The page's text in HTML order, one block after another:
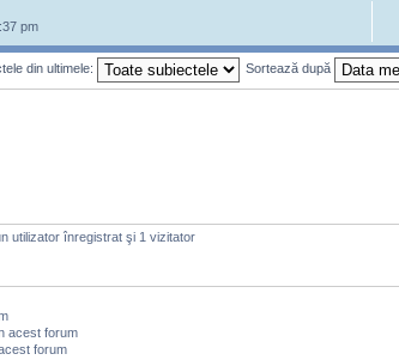
pm
din ultimele: Sortează după
utilizator înregistrat şi 1 vizitator
acest forum
forum